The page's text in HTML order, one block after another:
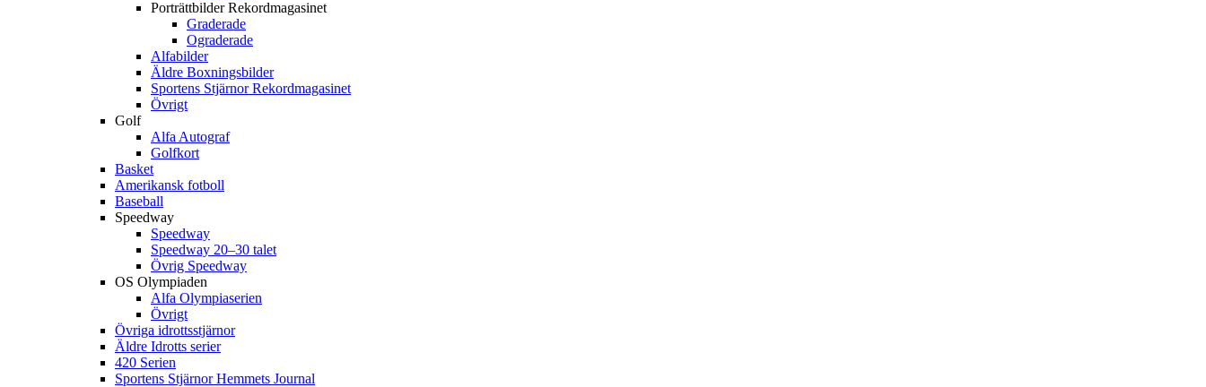
Porträttbilder Rekordmagasinet
Graderade
Ograderade
Alfabilder
Äldre Boxningsbilder
Sportens Stjärnor Rekordmagasinet
Övrigt
Golf
Alfa Autograf
Golfkort
Basket
Amerikansk fotboll
Baseball
Speedway
Speedway
Speedway 20–30 talet
Övrig Speedway
OS Olympiaden
Alfa Olympiaserien
Övrigt
Övriga idrottsstjärnor
Äldre Idrotts serier
420 Serien
Sportens Stjärnor Hemmets Journal